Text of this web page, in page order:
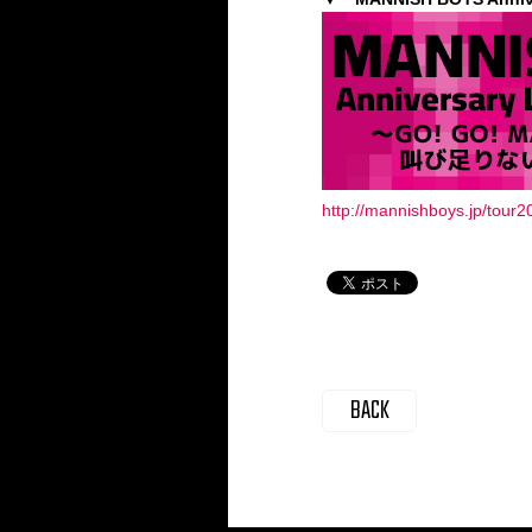
http://mannishboys.jp/
BACK